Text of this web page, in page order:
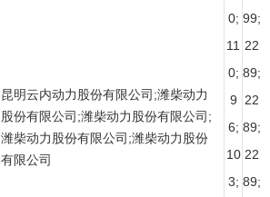
昆明云内动力股份有限公司;潍柴动力
股份有限公司;潍柴动力股份有限公司;
潍柴动力股份有限公司;潍柴动力股份
有限公司
0;
11
0;
9
6;
10
3;
99;
22
89;
22
89;
22
89;